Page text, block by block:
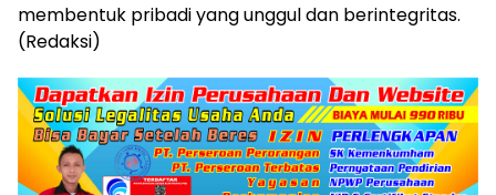
membentuk pribadi yang unggul dan berintegritas.
(Redaksi)